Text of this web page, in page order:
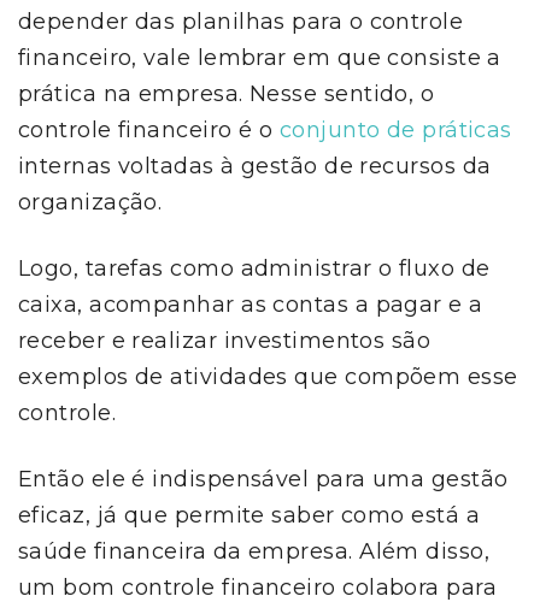
depender das planilhas para o controle
financeiro, vale lembrar em que consiste a
prática na empresa. Nesse sentido, o
controle financeiro é o conjunto de práticas
internas voltadas à gestão de recursos da
organização.
Logo, tarefas como administrar o fluxo de
caixa, acompanhar as contas a pagar e a
receber e realizar investimentos são
exemplos de atividades que compõem esse
controle.
Então ele é indispensável para uma gestão
eficaz, já que permite saber como está a
saúde financeira da empresa. Além disso,
um bom controle financeiro colabora para